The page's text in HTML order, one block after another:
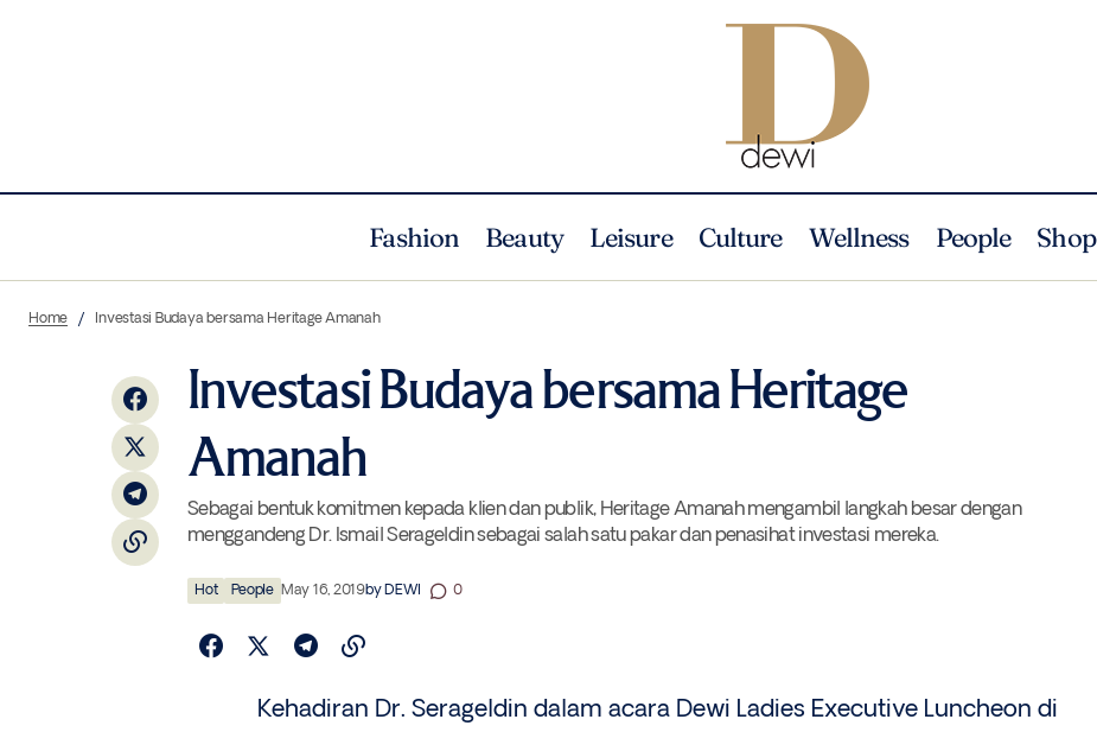
Fashion Beauty Leisure Culture Wellness People Shop
Membersihkan Pantai di Bali bersama
Breitling dan Ocean Conservancy
Home Investasi Budaya bersama Heritage Amanah
Investasi Budaya bersama Heritage
Amanah
Sebagai bentuk komitmen kepada klien dan publik, Heritage Amanah mengambil langkah besar dengan
menggandeng Dr. Ismail Serageldin sebagai salah satu pakar dan penasihat investasi mereka.
Hot People May 16, 2019byDEWI 0
Kehadiran Dr. Serageldin dalam acara Dewi Ladies Executive Luncheon di